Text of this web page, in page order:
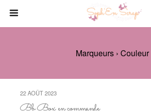
Marqueurs › Couleur
22 AOÛT 2023